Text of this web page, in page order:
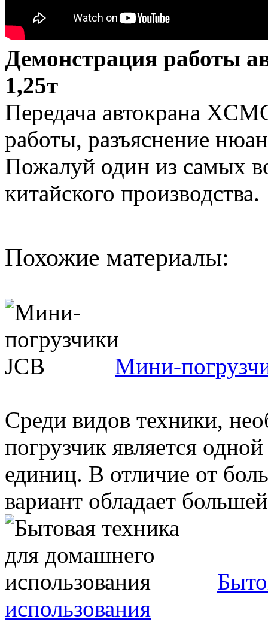
Демонстрация работы
1,25т
Передача автокрана
работы, разъяснение
Пожалуй один из самых
китайского производства.
Похожие материалы:
Мини-
Среди видов техники,
погрузчик является
единиц. В отличие от
вариант обладает
использования